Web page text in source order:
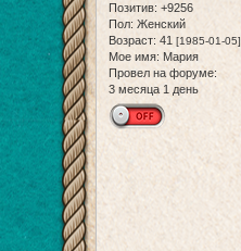
Позитив: +9256
Пол: Женский
Возраст: 41 [1985-01-05]
Мое имя: Мария
Провел на форуме:
3 месяца 1 день